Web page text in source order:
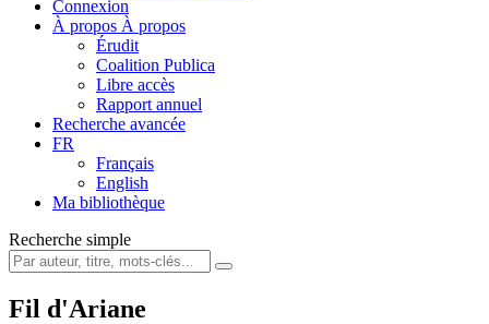
Connexion
À propos À propos
Érudit
Coalition Publica
Libre accès
Rapport annuel
Recherche avancée
FR
Français
English
Ma bibliothèque
Recherche simple
Fil d'Ariane